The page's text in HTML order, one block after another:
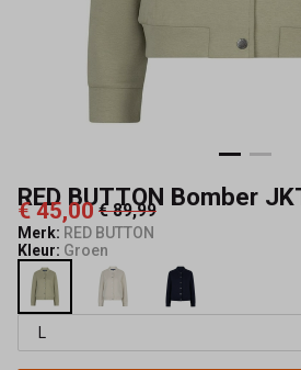
RED BUTTON Bomber
€ 45,00 € 89,99
Merk: RED BUTTON
Kleur: Groen